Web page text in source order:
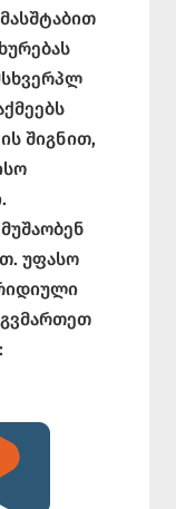
შიგნით,
უფასო